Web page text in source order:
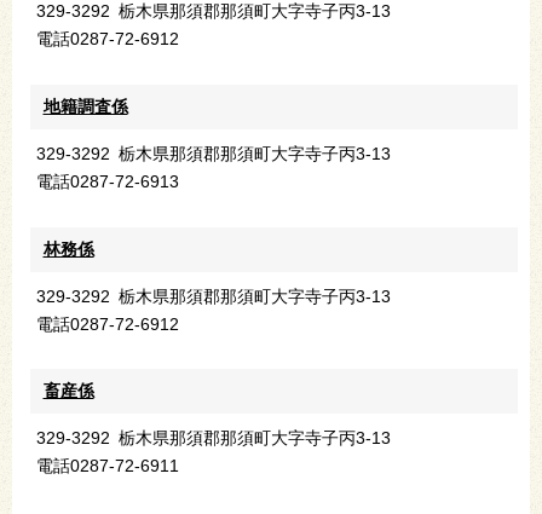
329-3292 栃木県那須郡那須町大字寺子丙3-13
電話0287-72-6912
地籍調査係
329-3292 栃木県那須郡那須町大字寺子丙3-13
電話0287-72-6913
林務係
329-3292 栃木県那須郡那須町大字寺子丙3-13
電話0287-72-6912
畜産係
329-3292 栃木県那須郡那須町大字寺子丙3-13
電話0287-72-6911